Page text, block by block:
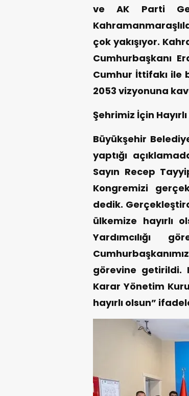
ve AK Parti
çok yakışıyor.
Cumhurbaşkanı
Cumhur İttifakı ile
2053 vizyonuna
Şehrimiz İçin
Büyükşehir
yaptığı
Sayın Recep
Kongremizi
dedik.
ülkemize hayırlı
Yardımcılığı
görevine getirildi.
Karar Yönetim
hayırlı olsun”